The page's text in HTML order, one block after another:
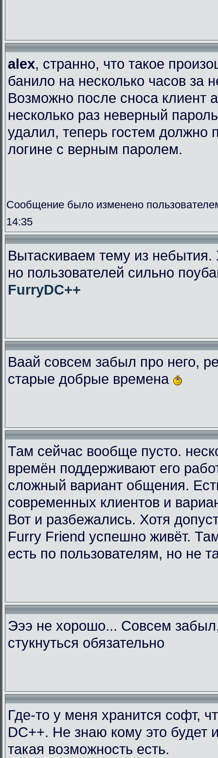
alex, странно, что такое
банило на несколько часов за
Возможно после сноса клиент
несколько раз неверный
удалил, теперь гостем должно
логине с верным паролем.
Сообщение было изменено
14:35
Вытаскиваем тему из
но пользователей сильно
FurryDC++
Ваай совсем забыл про него,
старые добрые времена
Там сейчас вообще пусто.
времён поддерживают его
сложный вариант общения.
современных клиентов и
Вот и разбежались. Хотя
Furry Friend успешно живёт.
есть по пользователям, но не
Эээ не хорошо... Совсем
стукнуться обязательно
Где-то у меня хранится софт,
DC++. Не знаю кому это будет
такая возможность есть.